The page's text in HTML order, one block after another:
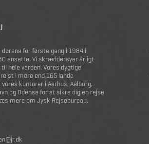
for første gang i 1984 i
ansatte. Vi skræddersyer årligt
hele verden. Vores dygtige
i mere end 165 lande
kontorer i Aarhus, Aalborg,
og Odense for at sikre dig en rejse
mere om Jysk Rejsebureau.